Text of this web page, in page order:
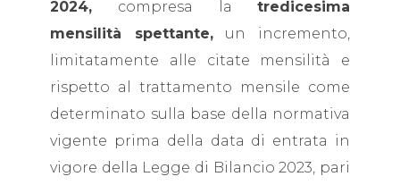
2024, compresa latredicesima
mensilità spettante,un incremento,
limitatamente alle citate mensilità e
rispetto al trattamento mensile come
determinato sulla base della normativa
vigente prima della data di entrata in
vigore della Legge di Bilancio 2023, pari